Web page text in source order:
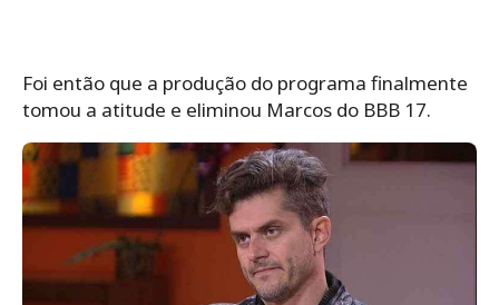
Foi então que a produção do programa finalmente
tomou a atitude e eliminou Marcos do BBB 17.